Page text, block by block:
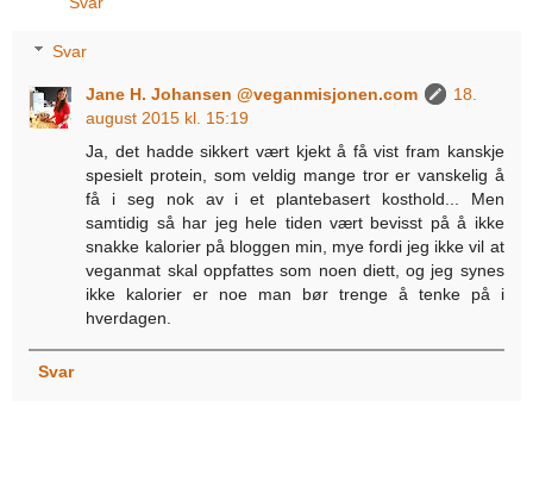
Svar
Jane H. Johansen @veganmisjonen.com
18.
august 2015 kl. 15:19
Ja, det hadde sikkert vært kjekt å få vist fram kanskje
spesielt protein, som veldig mange tror er vanskelig å
få i seg nok av i et plantebasert kosthold... Men
samtidig så har jeg hele tiden vært bevisst på å ikke
snakke kalorier på bloggen min, mye fordi jeg ikke vil at
veganmat skal oppfattes som noen diett, og jeg synes
ikke kalorier er noe man bør trenge å tenke på i
hverdagen.
Svar